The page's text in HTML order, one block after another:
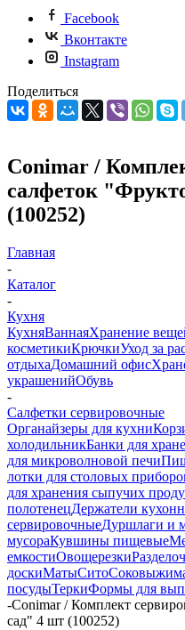
Facebook
Вконтакте
Instagram
Поделиться
Conimar /
салфеток
(100252)
Главная
-
Каталог
-
Кухня
КухняВаннаяХранение
косметикиКрючкиУход за
отдыхаДомашний офис
украшенийОбувь
-
Салфетки сервировочные
Органайзеры для кухни
холодильникБанки для
для микроволновой печи
лотки для столовых
для хранения сыпучих
полотенецДержатели
сервировочныеДуршлаги и
мусораКувшины пищевые
емкостиОвощерезки
доскиМатыСито
посудыТеркиФормы для
-Conimar / Комплект
сад" 4 шт (100252)